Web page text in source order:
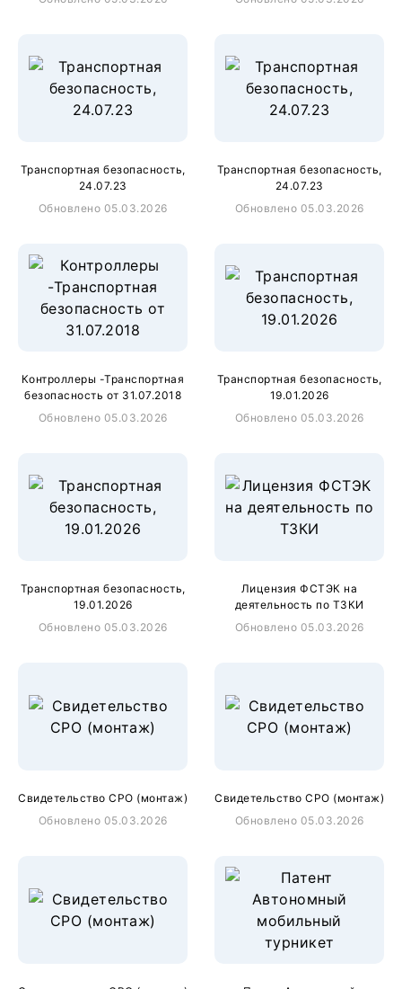
Транспортная безопасность,
24.07.23
Обновлено 05.03.2026
Транспортная безопасность,
24.07.23
Обновлено 05.03.2026
Контроллеры -Транспортная
безопасность от 31.07.2018
Обновлено 05.03.2026
Транспортная безопасность,
19.01.2026
Обновлено 05.03.2026
Транспортная безопасность,
19.01.2026
Обновлено 05.03.2026
Лицензия ФСТЭК на
деятельность по ТЗКИ
Обновлено 05.03.2026
Свидетельство СРО (монтаж)
Обновлено 05.03.2026
Свидетельство СРО (монтаж)
Обновлено 05.03.2026